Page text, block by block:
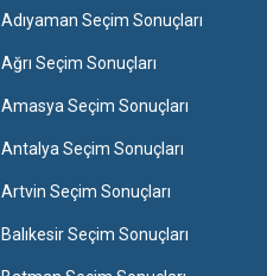
Adıyaman Seçim Sonuçları
Ağrı Seçim Sonuçları
Amasya Seçim Sonuçları
Antalya Seçim Sonuçları
Artvin Seçim Sonuçları
Balıkesir Seçim Sonuçları